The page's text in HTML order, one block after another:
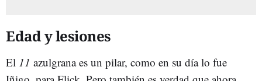
Edad y lesiones
El 11 azulgrana es un pilar, como en su día lo fue